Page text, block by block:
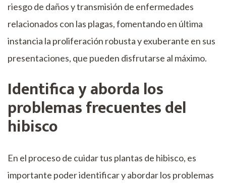
riesgo de daños y transmisión de enfermedades
relacionados con las plagas, fomentando en última
instancia la proliferación robusta y exuberante en sus
presentaciones, que pueden disfrutarse al máximo.
Identifica y aborda los
problemas frecuentes del
hibisco
En el proceso de cuidar tus plantas de hibisco, es
importante poder identificar y abordar los problemas